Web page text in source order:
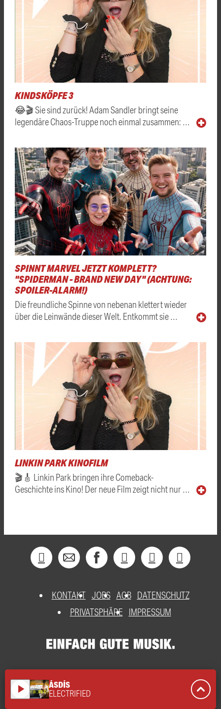
KINDSKÖPFE 3
😂🎬 Sie sind zurück! Adam Sandler bringt seine
legendäre Chaos-Truppe noch einmal zusammen: …
SPINNT MARVEL JETZT KOMPLETT?
"SPIDERMAN - BRAND NEW DAY" (ACHTUNG:
SPOILER-ALARM!)
Die freundliche Spinne von nebenan klettert wieder
über die Leinwände dieser Welt. Entkommt sie …
LINKIN PARK KINOFILM
🎬🎸 Linkin Park bringen ihre Comeback-
Geschichte ins Kino! Der neue Film zeigt nicht nur …
KONTAKT JOBS AGB DATENSCHUTZ
PRIVATSPHÄRE
IMPRESSUM
play_arrow ÁSDÍS
ELECTRIFIED